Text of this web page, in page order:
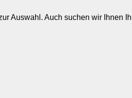
Auswahl. Auch suchen wir Ihnen